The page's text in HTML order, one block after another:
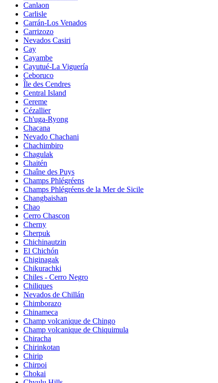
Canlaon
Carlisle
Carrán-Los Venados
Carrizozo
Nevados Casiri
Cay
Cayambe
Cayutué-La Viguería
Ceboruco
Île des Cendres
Central Island
Cereme
Cézallier
Ch'uga-Ryong
Chacana
Nevado Chachani
Chachimbiro
Chagulak
Chaitén
Chaîne des Puys
Champs Phlégréens
Champs Phlégréens de la Mer de Sicile
Changbaishan
Chao
Cerro Chascon
Cherny
Cherpuk
Chichinautzin
El Chichón
Chiginagak
Chikurachki
Chiles - Cerro Negro
Chiliques
Nevados de Chillán
Chimborazo
Chinameca
Champ volcanique de Chingo
Champ volcanique de Chiquimula
Chiracha
Chirinkotan
Chirip
Chirpoi
Chokai